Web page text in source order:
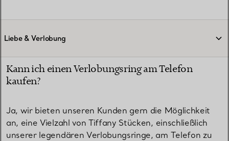
Liebe & Verlobung
Kann ich einen Verlobungsring am Telefon
kaufen?
Ja, wir bieten unseren Kunden gern die Möglichkeit
an, eine Vielzahl von Tiffany Stücken, einschließlich
unserer legendären Verlobungsringe, am Telefon zu